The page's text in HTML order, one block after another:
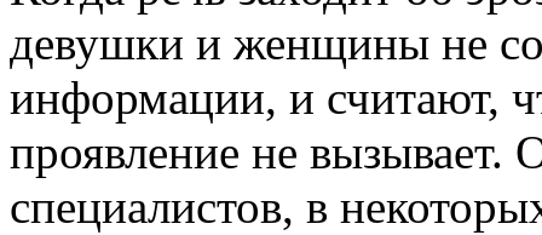
девушки и женщины не
информации, и считают,
проявление не
специалистов, в